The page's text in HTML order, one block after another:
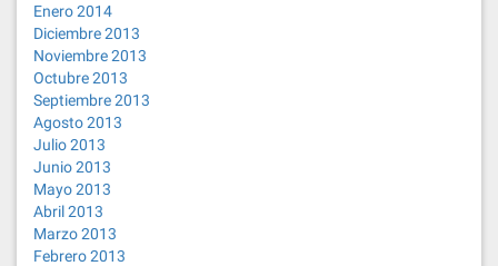
Enero 2014
Diciembre 2013
Noviembre 2013
Octubre 2013
Septiembre 2013
Agosto 2013
Julio 2013
Junio 2013
Mayo 2013
Abril 2013
Marzo 2013
Febrero 2013